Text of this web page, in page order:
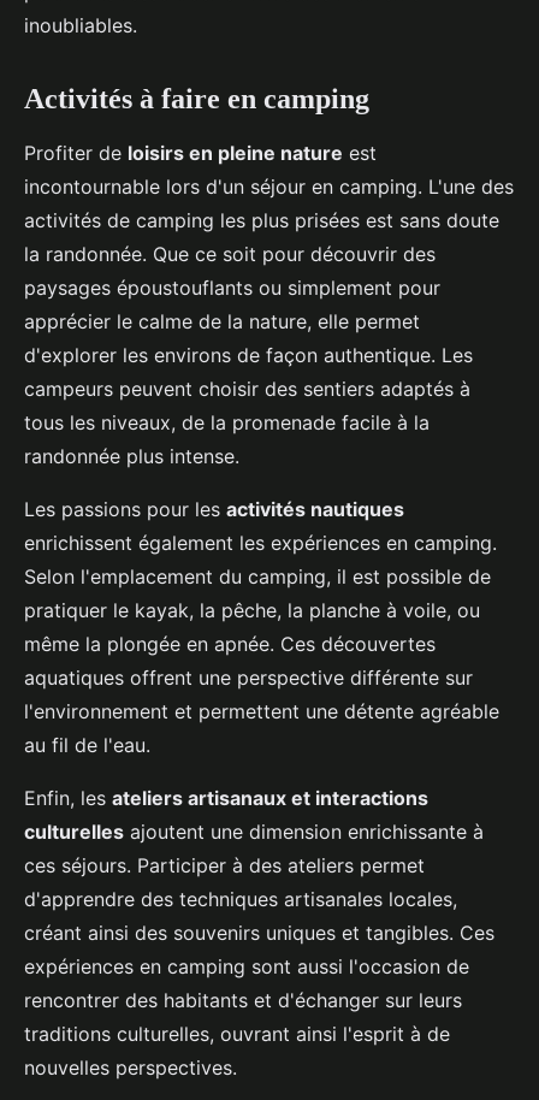
inoubliables.
Activités à faire en camping
Profiter de loisirs en pleine nature est
incontournable lors d'un séjour en camping. L'une des
activités de camping les plus prisées est sans doute
la randonnée. Que ce soit pour découvrir des
paysages époustouflants ou simplement pour
apprécier le calme de la nature, elle permet
d'explorer les environs de façon authentique. Les
campeurs peuvent choisir des sentiers adaptés à
tous les niveaux, de la promenade facile à la
randonnée plus intense.
Les passions pour les activités nautiques
enrichissent également les expériences en camping.
Selon l'emplacement du camping, il est possible de
pratiquer le kayak, la pêche, la planche à voile, ou
même la plongée en apnée. Ces découvertes
aquatiques offrent une perspective différente sur
l'environnement et permettent une détente agréable
au fil de l'eau.
Enfin, les ateliers artisanaux et interactions
culturelles ajoutent une dimension enrichissante à
ces séjours. Participer à des ateliers permet
d'apprendre des techniques artisanales locales,
créant ainsi des souvenirs uniques et tangibles. Ces
expériences en camping sont aussi l'occasion de
rencontrer des habitants et d'échanger sur leurs
traditions culturelles, ouvrant ainsi l'esprit à de
nouvelles perspectives.